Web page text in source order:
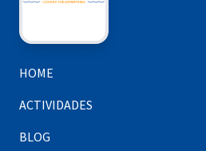
HOME
ACTIVIDADES
BLOG